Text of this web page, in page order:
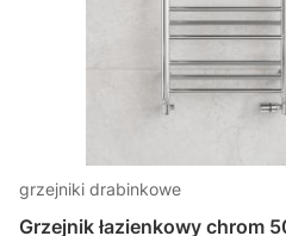
grzejniki drabinkowe
Grzejnik łazienkowy chrom